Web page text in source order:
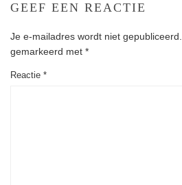
GEEF EEN REACTIE
Je e-mailadres wordt niet gepubliceerd.
gemarkeerd met *
Reactie *